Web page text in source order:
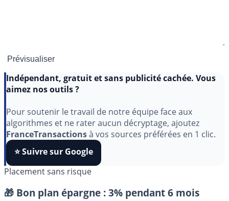
Indépendant, gratuit et sans publicité cachée. Vous
Pour soutenir le travail de notre équipe face aux
algorithmes et ne rater aucun décryptage, ajoutez
FranceTransactionsà vos sources préférées en 1 clic.
⭐️ Suivre sur Google
Placement sans risque